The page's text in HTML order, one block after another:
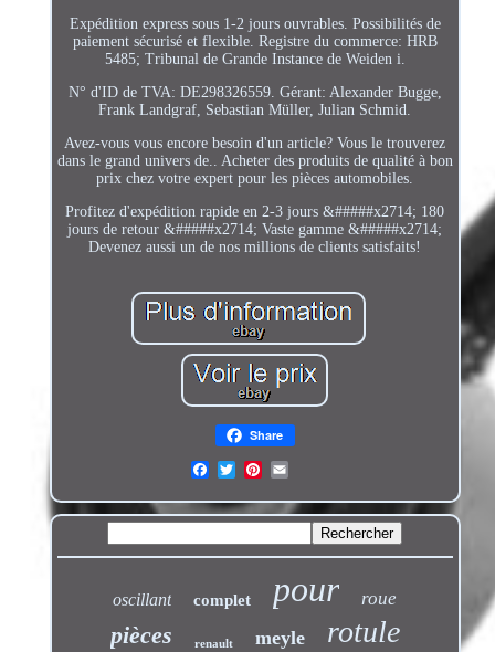
Expédition express sous 1-2 jours ouvrables. Possibilités de
paiement sécurisé et flexible. Registre du commerce: HRB
5485; Tribunal de Grande Instance de Weiden i.
N° d'ID de TVA: DE298326559. Gérant: Alexander Bugge,
Frank Landgraf, Sebastian Müller, Julian Schmid.
Avez-vous vous encore besoin d'un article? Vous le trouverez
dans le grand univers de.. Acheter des produits de qualité à bon
prix chez votre expert pour les pièces automobiles.
Profitez d'expédition rapide en 2-3 jours &#####x2714; 180
jours de retour &#####x2714; Vaste gamme &#####x2714;
Devenez aussi un de nos millions de clients satisfaits!
Share
oscillant complet pour roue
pièces renault meyle rotule